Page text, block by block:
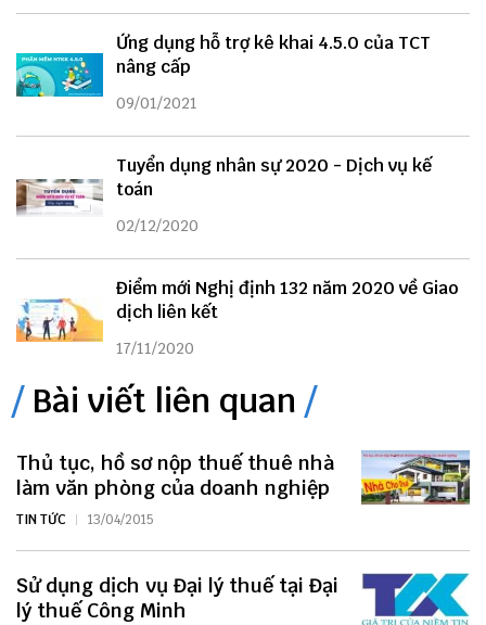
Ứng dụng hỗ trợ kê khai 4.5.0 của TCT
nâng cấp
09/01/2021
Tuyển dụng nhân sự 2020 - Dịch vụ kế
toán
02/12/2020
Điểm mới Nghị định 132 năm 2020 về Giao
dịch liên kết
17/11/2020
Bài viết liên quan
Thủ tục, hồ sơ nộp thuế thuê nhà
làm văn phòng của doanh nghiệp
TIN TỨC 13/04/2015
Sử dụng dịch vụ Đại lý thuế tại Đại
lý thuế Công Minh